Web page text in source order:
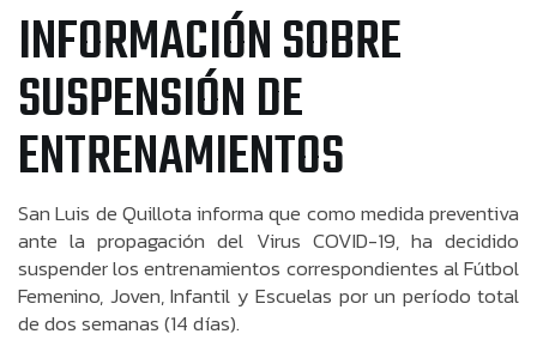
INFORMACIÓN SOBRE
SUSPENSIÓN DE
ENTRENAMIENTOS
San Luis de Quillota informa que como medida preventiva
ante la propagación del Virus COVID-19, ha decidido
suspender los entrenamientos correspondientes al Fútbol
Femenino, Joven, Infantil y Escuelas por un período total
de dos semanas (14 días).